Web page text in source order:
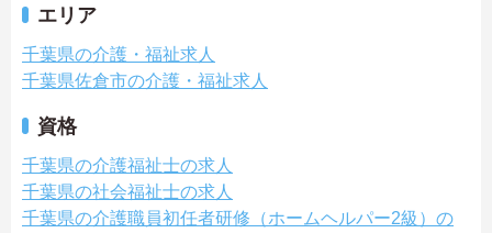
エリア
千葉県の介護・福祉求人
千葉県佐倉市の介護・福祉求人
資格
千葉県の介護福祉士の求人
千葉県の社会福祉士の求人
千葉県の介護職員初任者研修（ホームヘルパー2級）の